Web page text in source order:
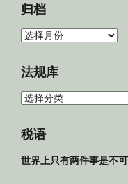
归档
归
法规库
法
库
税语
世界上只有两件事是不